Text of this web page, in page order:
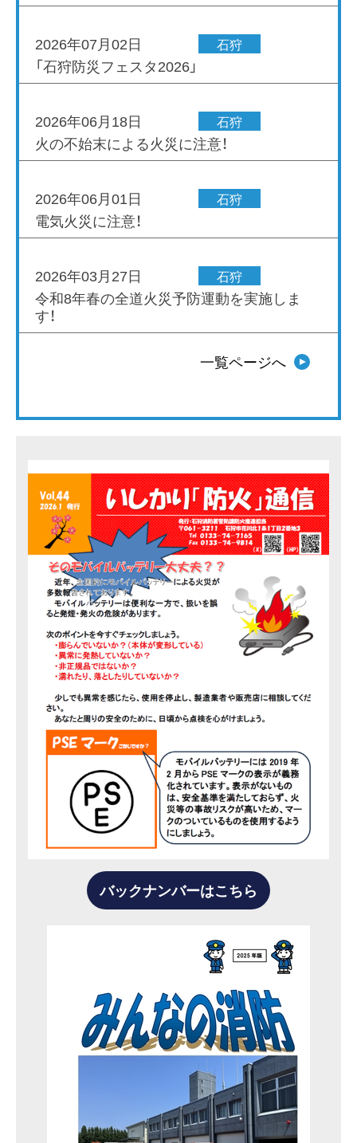
2026年07月02日 石狩
「石狩防災フェスタ2026」
2026年06月18日 石狩
火の不始末による火災に注意！
2026年06月01日 石狩
電気火災に注意！
2026年03月27日 石狩
令和8年春の全道火災予防運動を実施しま
す！
石狩
令和７年度導入車両のご紹介（第１分団第
１部消防ポンプ自動車）
一覧ページへ
バックナンバーはこちら